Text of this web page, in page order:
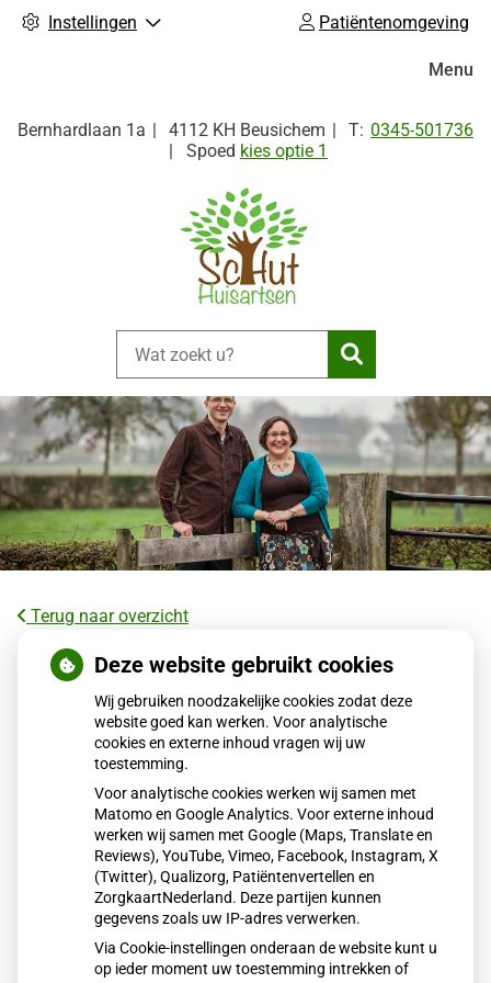
Instellingen Patiëntenomgeving
Bernhardlaan 1a 4112 KH Beusichem Tel:
0345-501736
Spoed kies optie 1
Zoeken
Menu
Terug naar overzicht
AI als diëtist? Zo betrouwbaar is
ChatGPT bij afvallen
AI kan snel en algemeen dieetadvies geven dat helpt bij
afvallen, maar mist persoonlijke afstemming. Een diëtist
kijkt naar leefstijl, stress, hormonen en gewoonten en
adviseert duurzaam gewichtsverlies. AI is handig als
startpunt, maar voor blijvend resultaat blijft persoonlijke
begeleiding belangrijk.
Lees het hele artikel op: Gezondheidsnet
Publicatiedatum:12-01-2026
Deze website gebruikt cookies
Wij gebruiken noodzakelijke cookies zodat deze
website goed kan werken. Voor analytische
cookies en externe inhoud vragen wij uw
toestemming.
Voor analytische cookies werken wij samen met
Matomo en Google Analytics. Voor externe inhoud
werken wij samen met Google (Maps, Translate en
Reviews), YouTube, Vimeo, Facebook, Instagram, X
(Twitter), Qualizorg, Patiëntenvertellen en
ZorgkaartNederland. Deze partijen kunnen
gegevens zoals uw IP-adres verwerken.
Via Cookie-instellingen onderaan de website kunt u
op ieder moment uw toestemming intrekken of